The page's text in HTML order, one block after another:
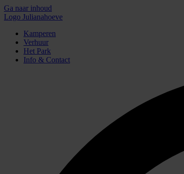
Ga naar inhoud
Logo Julianahoeve
Kamperen
Verhuur
Het Park
Info & Contact